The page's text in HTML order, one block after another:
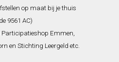
op maat bij je thuis
9561 AC)
Emmen,
en Stichting Leergeld etc.